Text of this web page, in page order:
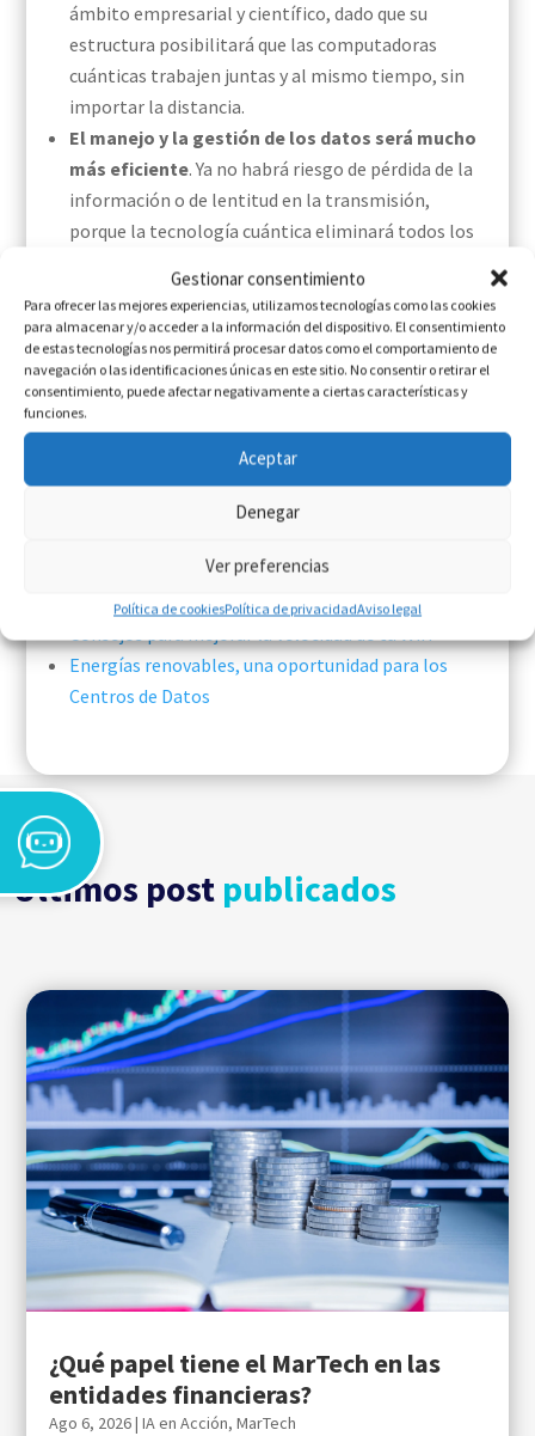
Gestionar consentimiento
Para ofrecer las mejores experiencias, utilizamos tecnologías como las cookies
para almacenar y/o acceder a la información del dispositivo. El consentimiento
de estas tecnologías nos permitirá procesar datos como el comportamiento de
navegación o las identificaciones únicas en este sitio. No consentir o retirar el
consentimiento, puede afectar negativamente a ciertas características y
funciones.
Aceptar
Denegar
Ver preferencias
Política de cookiesPolítica de privacidadAviso legal
ámbito empresarial y científico, dado que su
estructura posibilitará que las computadoras
cuánticas trabajen juntas y al mismo tiempo, sin
importar la distancia.
El manejo y la gestión de los datos será mucho
más eficiente. Ya no habrá riesgo de pérdida de la
información o de lentitud en la transmisión,
porque la tecnología cuántica eliminará todos los
Aún queda mucho trabajo por hacer, pero el
propósito es real. Es más,ya se ha
constituidolaAlianza de la Internet cuántica
(QIA)para su implementación enEuropa, por lo
quecada vez vamos a oír hablar más del Internet
; e incluso es posible que para antes de que
termine la presente década (2027)ya contemos
los primeros servicios operativos
Te recomendamos:
Energías renovables, una oportunidad para los
Centros de Datos
Últimos post publicados
¿Qué papel tiene el MarTech en las
entidades financieras?
Ago 6, 2026|IA en Acción,MarTech